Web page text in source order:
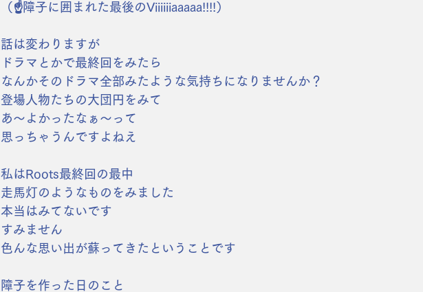
（☝️障子に囲まれた最後のViiiiiiaaaaa!!!!）
話は変わりますが
ドラマとかで最終回をみたら
なんかそのドラマ全部みたような気持ちになりませんか？
登場人物たちの大団円をみて
あ〜よかったなぁ〜って
思っちゃうんですよねえ
私はRoots最終回の最中
走馬灯のようなものをみました
本当はみてないです
すみません
色んな思い出が蘇ってきたということです
障子を作った日のこと